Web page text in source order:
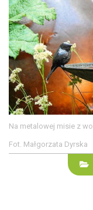
Na metalowej misie z
Fot. Małgorzata Dyrska